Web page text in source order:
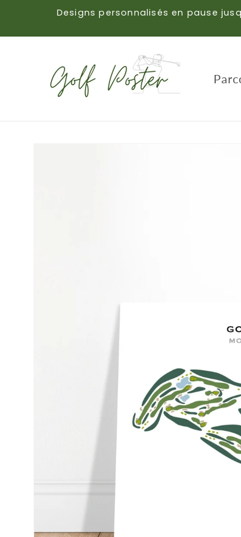
contenu
Designs personnalisés en pause